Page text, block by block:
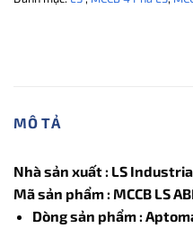
MÔ TẢ
Nhà sản xuất : LS
Mã sản phẩm : MCCB LS
Dòng sản phẩm :